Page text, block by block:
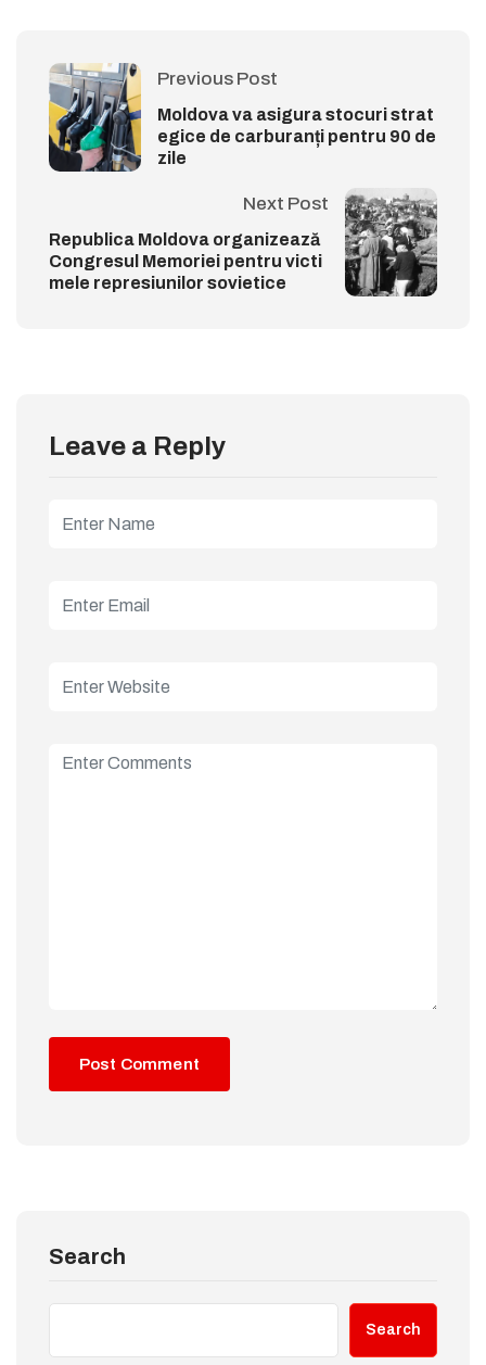
Previous Post
Moldova va asigura stocuri strat
egice de carburanți pentru 90 de
zile
Next Post
Republica Moldova organizează
Congresul Memoriei pentru victi
mele represiunilor sovietice
Leave a Reply
Search
Search